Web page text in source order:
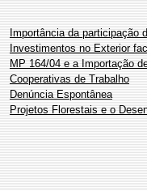
Importância da participação
Investimentos no Exterior
MP 164/04 e a Importação
Cooperativas de Trabalho
Denúncia Espontânea
Projetos Florestais e o